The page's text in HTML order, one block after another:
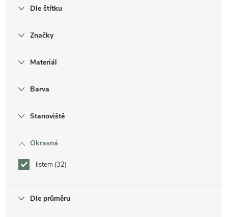
Dle štítku
Značky
Materiál
Barva
Stanoviště
Okrasná
listem 32
Dle průměru